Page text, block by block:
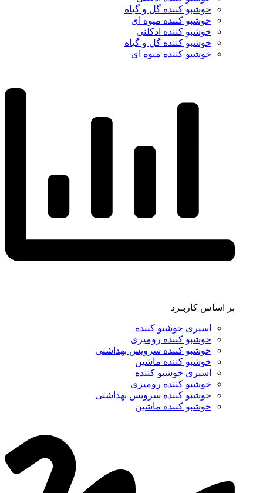
خوشبو کننده گل و گیاه
خوشبو کننده میوه ای
خوشبو کننده ادکلنی
خوشبو کننده گل و گیاه
خوشبو کننده میوه ای
بر اساس کاربـرد
اسپری خوشبو کننده
خوشبو کننده رومیزی
خوشبو کننده سرویس بهداشتی
خوشبو کننده ماشین
اسپری خوشبو کننده
خوشبو کننده رومیزی
خوشبو کننده سرویس بهداشتی
خوشبو کننده ماشین